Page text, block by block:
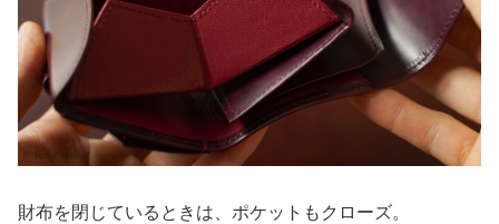
財布を閉じているときは、ポケットもクローズ。